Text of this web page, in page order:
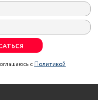
сПолитикой